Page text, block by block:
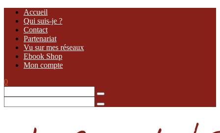
Accueil
Qui suis-je ?
Contact
Partenariat
Vu sur mes réseaux
Ebook Shop
Mon compte
0